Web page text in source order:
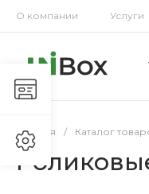
О компании Услуги
Главная / Каталог